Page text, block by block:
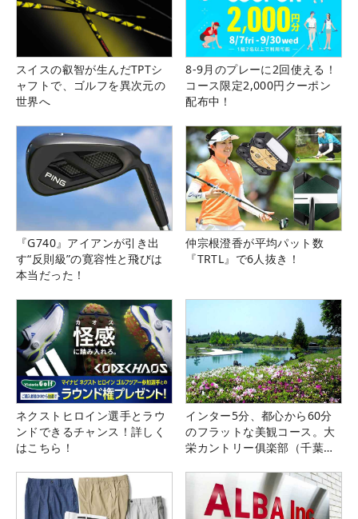
スイスの叡智が生んだTPTシ
ャフトで、ゴルフを異次元の
世界へ
8-9月のプレーに2回使える！
コース限定2,000円クーポン
配布中！
『G740』アイアンが引き出
す“反則級”の寛容性と飛びは
本当だった！
仲宗根澄香が平均パット数
『TRTL』で6人抜き！
ネクストヒロイン選手とラウ
ンドできるチャンス！詳しく
はこちら！
インター5分、都心から60分
のフラットな美観コース。大
栄カントリー俱楽部（千葉